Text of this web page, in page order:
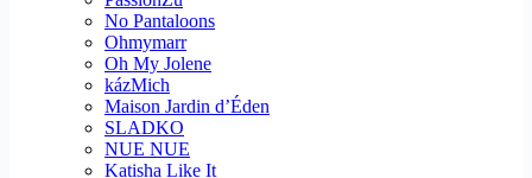
No Pantaloons
Ohmymarr
Oh My Jolene
kázMich
Maison Jardin d’Éden
SLADKO
NUE NUE
Katisha Like It